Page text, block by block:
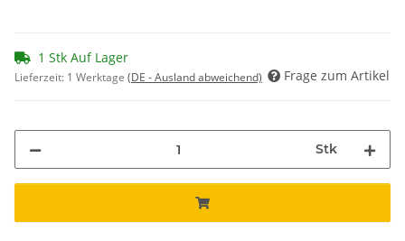
1 Stk Auf Lager
Lieferzeit: 1 Werktage (DE - Ausland abweichend) Frage zum Artikel
Stk